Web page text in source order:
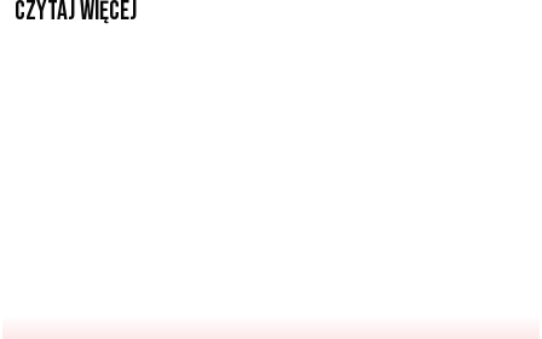
czytaj więcej